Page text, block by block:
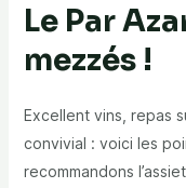
Le Par
mezzés !
Excellent vins, repas
convivial : voici les
recommandons